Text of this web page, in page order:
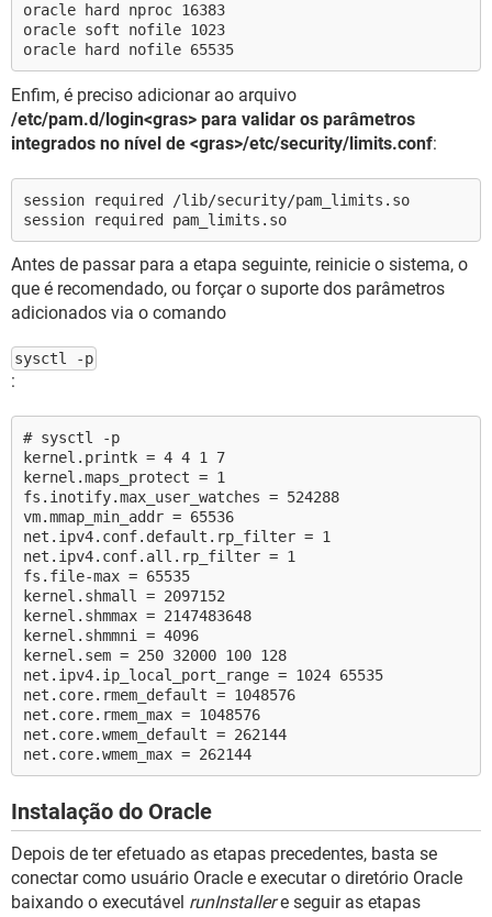
oracle hard nproc 16383
oracle soft nofile 1023
oracle hard nofile 65535
Enfim, é preciso adicionar ao arquivo
/etc/pam.d/login<gras> para validar os parâmetros
integrados no nível de <gras>/etc/security/limits.conf:
session required /lib/security/pam_limits.so
session required pam_limits.so
Antes de passar para a etapa seguinte, reinicie o sistema, o
que é recomendado, ou forçar o suporte dos parâmetros
adicionados via o comando
sysctl -p
:
# sysctl -p
kernel.printk = 4 4 1 7
kernel.maps_protect = 1
fs.inotify.max_user_watches = 524288
vm.mmap_min_addr = 65536
net.ipv4.conf.default.rp_filter = 1
net.ipv4.conf.all.rp_filter = 1
fs.file-max = 65535
kernel.shmall = 2097152
kernel.shmmax = 2147483648
kernel.shmmni = 4096
kernel.sem = 250 32000 100 128
net.ipv4.ip_local_port_range = 1024 65535
net.core.rmem_default = 1048576
net.core.rmem_max = 1048576
net.core.wmem_default = 262144
net.core.wmem_max = 262144
Instalação do Oracle
Depois de ter efetuado as etapas precedentes, basta se
conectar como usuário Oracle e executar o diretório Oracle
baixando o executável runInstallere seguir as etapas